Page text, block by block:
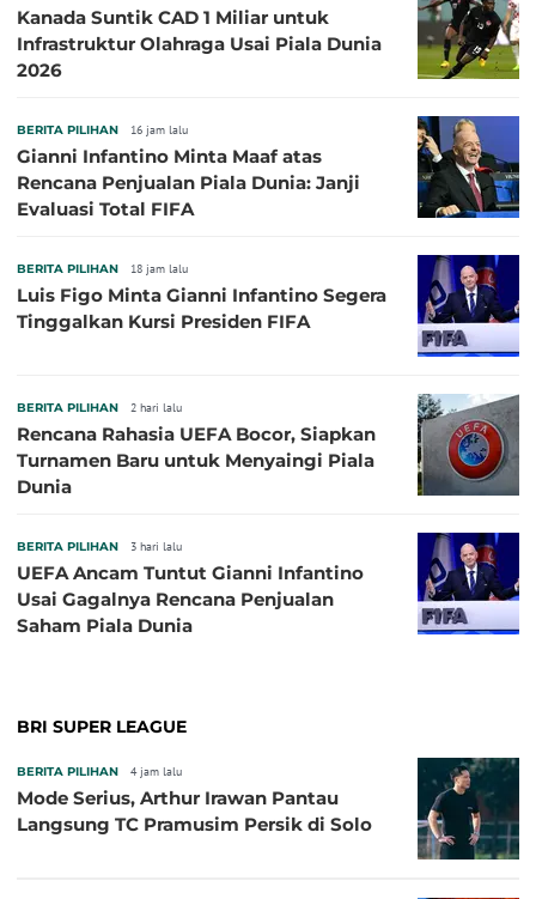
Kanada Suntik CAD 1 Miliar untuk
Infrastruktur Olahraga Usai Piala Dunia
2026
BERITA PILIHAN 16 jam lalu
Gianni Infantino Minta Maaf atas
Rencana Penjualan Piala Dunia: Janji
Evaluasi Total FIFA
BERITA PILIHAN 18 jam lalu
Luis Figo Minta Gianni Infantino Segera
Tinggalkan Kursi Presiden FIFA
BERITA PILIHAN 2 hari lalu
Rencana Rahasia UEFA Bocor, Siapkan
Turnamen Baru untuk Menyaingi Piala
Dunia
BERITA PILIHAN 3 hari lalu
UEFA Ancam Tuntut Gianni Infantino
Usai Gagalnya Rencana Penjualan
Saham Piala Dunia
BRI SUPER LEAGUE
BERITA PILIHAN 4 jam lalu
Mode Serius, Arthur Irawan Pantau
Langsung TC Pramusim Persik di Solo